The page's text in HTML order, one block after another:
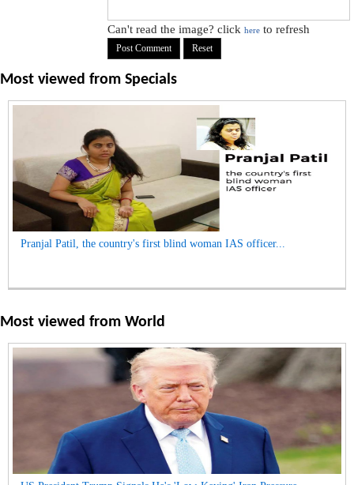
Can't read the image? clickhere to refresh
Most viewed from Specials
Pranjal Patil, the country's first blind woman IAS officer...
Most viewed from World